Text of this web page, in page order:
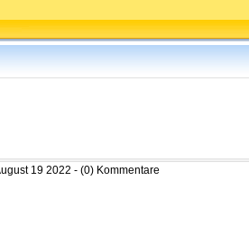
19 2022 - (0) Kommentare